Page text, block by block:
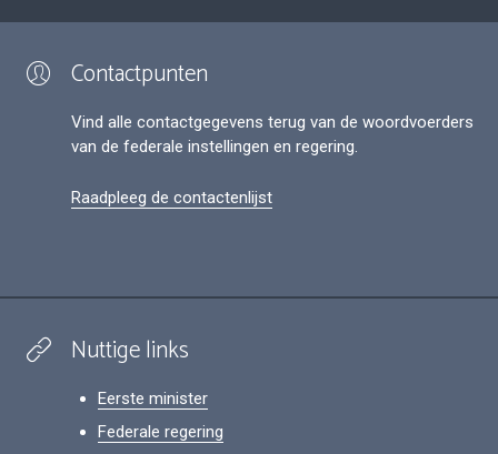
Contactpunten
Vind alle contactgegevens terug van de woordvoerders
van de federale instellingen en regering.
Raadpleeg de contactenlijst
Nuttige links
Eerste minister
Federale regering